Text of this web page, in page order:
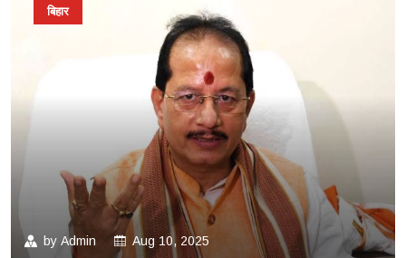
by Admin Aug 10, 2025
बिहार